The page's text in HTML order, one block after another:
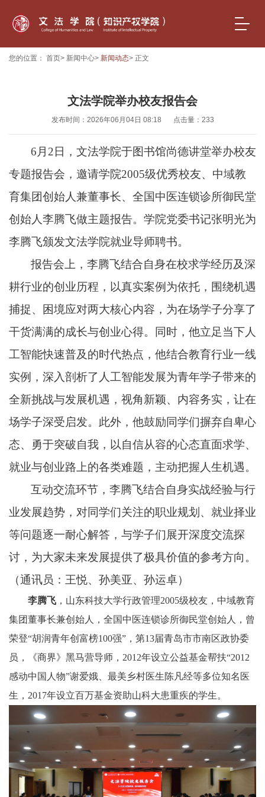
您的位置： 首页> 新闻中心> 新闻动态> 正文
文法学院举办校友报告会
发布时间：2026年06月04日 08:18 点击量： 233
6月2日，文法学院于图书馆尚德讲堂举办校友
专题报告会 ， 邀请学院2005级优秀校友、中域教
育集团创始人兼董事长、全国中医连锁诊所御民堂
创始人李腾飞做主题报告。 学院党委书记张明光为
李腾飞颁发文法学院就业导师聘书。
报告会上， 李腾飞结合自身在校求学经历及深
耕行业的创业历程，以真实案例为依托，围绕机遇
捕捉、困境应对两大核心内容，为在场学子分享了
干货满满的成长与创业心得。同时，他立足当下人
工智能快速普及的时代热点，他结合教育行业一线
实例，深入剖析了人工智能发展为青年学子带来的
全新挑战与发展机遇，视角新颖、内容务实，让在
场学子深受启发。此外，他鼓励同学们摒弃自卑心
态、勇于突破自我，以自信从容的心态直面求学、
就业与创业路上的各类难题，主动把握人生机遇。
互动交流环节，李腾飞结合自身实战经验与行
业发展趋势，对同学们关注的职业规划、就业择业
等问题逐一耐心解答，与学子们展开深度交流探
讨，为大家未来发展提供了极具价值的参考方向。
（通讯员：王悦、孙美亚、孙运卓）
李腾飞 ， 山东科技大学行政管理2005级校友， 中域教育
集团董事长兼创始人
， 全国中医连锁诊所御民堂创始人 ， 曾
荣登“胡润青年创富榜100强” ， 第13届青岛市市南区政协委
员 ， 《商界》黑马营导师 ， 2012年设立公益基金帮扶“2012
感动中国人物”谢爱娥、最美乡村医生陈凡经等多位知名医
生，2017年设立百万基金资助山科大患重疾的学生。